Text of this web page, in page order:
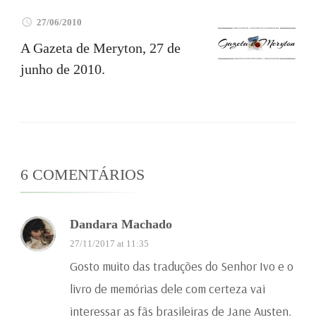
27/06/2010
A Gazeta de Meryton, 27 de
junho de 2010.
6 COMENTÁRIOS
Dandara Machado
27/11/2017 at 11:35
Gosto muito das traduções do Senhor Ivo e o
livro de memórias dele com certeza vai
interessar as fãs brasileiras de Jane Austen.